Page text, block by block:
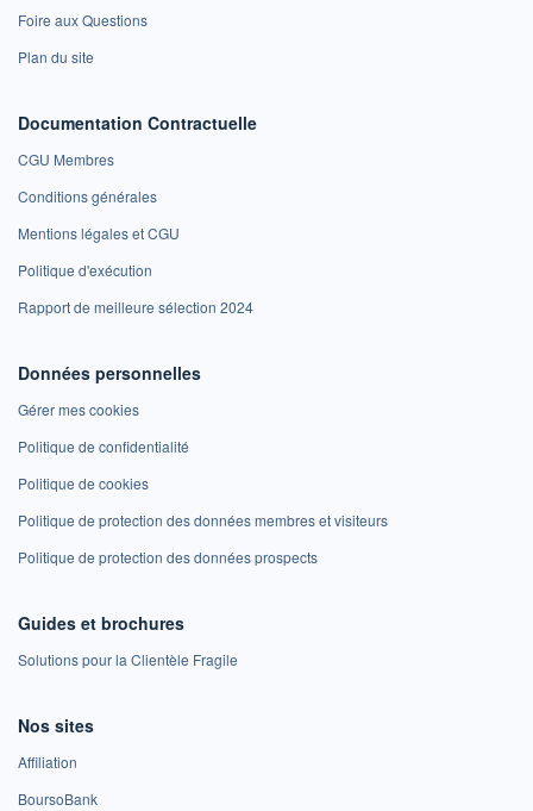
Foire aux Questions
Plan du site
Documentation Contractuelle
CGU Membres
Conditions générales
Mentions légales et CGU
Politique d'exécution
Rapport de meilleure sélection 2024
Données personnelles
Gérer mes cookies
Politique de confidentialité
Politique de cookies
Politique de protection des données membres et visiteurs
Politique de protection des données prospects
Guides et brochures
Solutions pour la Clientèle Fragile
Nos sites
Affiliation
BoursoBank